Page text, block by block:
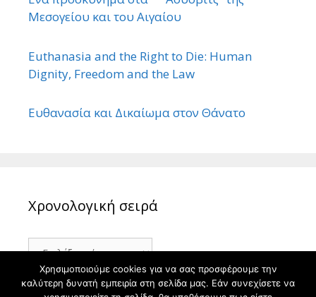
Μεσογείου και του Αιγαίου
Euthanasia and the Right to Die: Human
Dignity, Freedom and the Law
Ευθανασία και Δικαίωμα στον Θάνατο
Χρονολογική σειρά
Χρονολογική
σειρά
Χρησιμοποιούμε cookies για να σας προσφέρουμε την
καλύτερη δυνατή εμπειρία στη σελίδα μας. Εάν συνεχίσετε να